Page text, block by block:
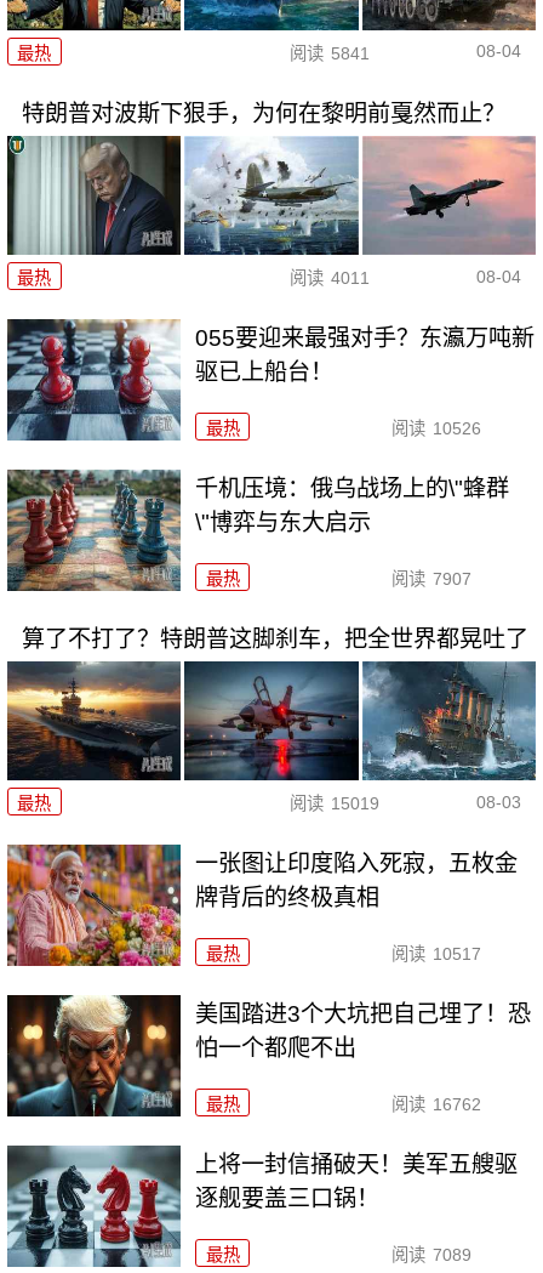
最热 阅读 5841 08-04
特朗普对波斯下狠手，为何在黎明前戛然而止？
最热 阅读 4011 08-04
055要迎来最强对手？东瀛万吨新
驱已上船台！
最热 阅读 10526
千机压境：俄乌战场上的\"蜂群
\"博弈与东大启示
最热 阅读 7907
算了不打了？特朗普这脚刹车，把全世界都晃吐了
最热 阅读 15019 08-03
一张图让印度陷入死寂，五枚金
牌背后的终极真相
最热 阅读 10517
美国踏进3个大坑把自己埋了！恐
怕一个都爬不出
最热 阅读 16762
上将一封信捅破天！美军五艘驱
逐舰要盖三口锅！
最热 阅读 7089